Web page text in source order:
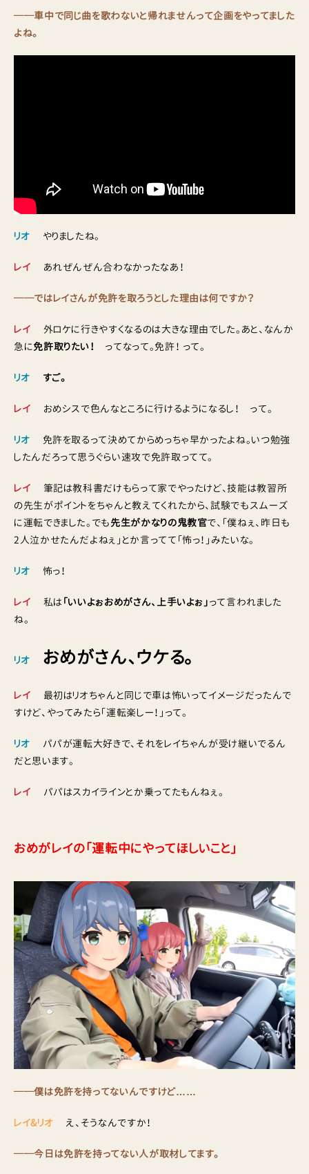
──車中で同じ曲を歌わないと帰れませんって企画をやってました
よね。
リオ やりましたね。
レイ あれぜんぜん合わなかったなあ！
──ではレイさんが免許を取ろうとした理由は何ですか？
レイ 外ロケに行きやすくなるのは大きな理由でした。あと、なんか
急に免許取りたい！ ってなって。免許！ って。
リオ すご。
レイ おめシスで色んなところに行けるようになるし！ って。
リオ 免許を取るって決めてからめっちゃ早かったよね。いつ勉強
したんだろって思うぐらい速攻で免許取ってて。
レイ 筆記は教科書だけもらって家でやったけど、技能は教習所
の先生がポイントをちゃんと教えてくれたから、試験でもスムーズ
に運転できました。でも先生がかなりの鬼教官で、「僕ねぇ、昨日も
2人泣かせたんだよねぇ」とか言ってて「怖っ！」みたいな。
リオ 怖っ！
レイ 私は「いいよぉおめがさん、上手いよぉ」って言われました
ね。
リオ おめがさん、ウケる。
レイ 最初はリオちゃんと同じで車は怖いってイメージだったんで
すけど、やってみたら「運転楽しー！」って。
リオ パパが運転大好きで、それをレイちゃんが受け継いでるん
だと思います。
レイ パパはスカイラインとか乗ってたもんねぇ。
おめがレイの「運転中にやってほしいこと」
──僕は免許を持ってないんですけど……
レイ&リオ え、そうなんですか！
──今日は免許を持ってない人が取材してます。